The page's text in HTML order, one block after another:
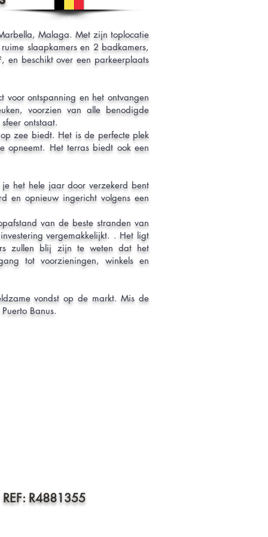
Malaga. Met zijn toplocatie
slaapkamers en 2 badkamers,
en beschikt over een parkeerplaats
voor ontspanning en het ontvangen
voorzien van alle benodigde
ontstaat.
zee biedt. Het is de perfecte plek
opneemt. Het terras biedt ook een
het hele jaar door verzekerd bent
en opnieuw ingericht volgens een
van de beste stranden van
vergemakkelijkt. . Het ligt
zullen blij zijn te weten dat het
tot voorzieningen, winkels en
vondst op de markt. Mis de
Banus.
R4881355